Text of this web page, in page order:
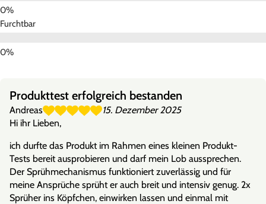
Furchtbar
Produkttest erfolgreich bestanden
Andreas
15. Dezember 2025
Hi ihr Lieben,
ich durfte das Produkt im Rahmen eines kleinen Produkt-
Tests bereit ausprobieren und darf mein Lob aussprechen.
Der Sprühmechanismus funktioniert zuverlässig und für
meine Ansprüche sprüht er auch breit und intensiv genug. 2x
Sprüher ins Köpfchen, einwirken lassen und einmal mit